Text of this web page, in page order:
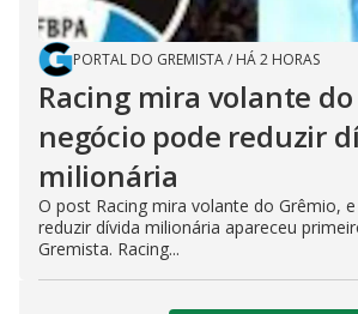
PORTAL DO GREMISTA/ HÁ 2 HORAS
Racing mira volante
negócio pode reduzir
milionária
O post Racing mira volante do Grêmio,
reduzir dívida milionária apareceu
Gremista. Racing...